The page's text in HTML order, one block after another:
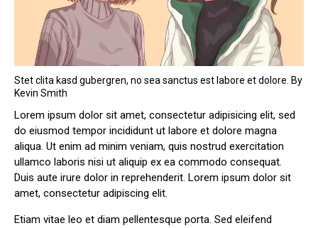
Stet clita kasd gubergren, no sea sanctus est labore et dolore. By
Kevin Smith
Lorem ipsum dolor sit amet, consectetur adipisicing elit, sed
do eiusmod tempor incididunt ut labore et dolore magna
aliqua. Ut enim ad minim veniam, quis nostrud exercitation
ullamco laboris nisi ut aliquip ex ea commodo consequat.
Duis aute irure dolor in reprehenderit. Lorem ipsum dolor sit
amet, consectetur adipiscing elit.
Etiam vitae leo et diam pellentesque porta. Sed eleifend